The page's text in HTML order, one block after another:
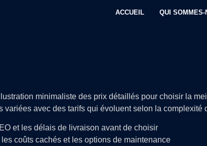
ACCUEIL QUI SOMMES-
avec des tarifs qui évoluent selon la
et les délais de livraison avant de choisir
coûts cachés et les options de maintenance